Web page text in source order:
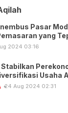
Pasar
yang
2024 03:16
Usaha
24 Aug 2024 02:31